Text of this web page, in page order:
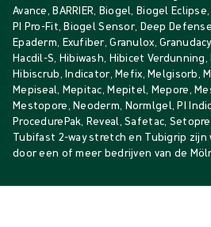
Avance, BARRIER, Biogel, Biogel
PI Pro-Fit, Biogel Sensor, Deep
Epaderm, Exufiber, Granulox,
Hacdil-S, Hibiwash, Hibicet
Hibiscrub, Indicator, Mefix, Melgisorb,
Mepiseal, Mepitac, Mepitel, Mepore,
Mestopore, Neoderm, Normlgel, PI
ProcedurePak, Reveal, Safetac,
Tubifast 2-way stretch en Tubigrip
door een of meer bedrijven van de